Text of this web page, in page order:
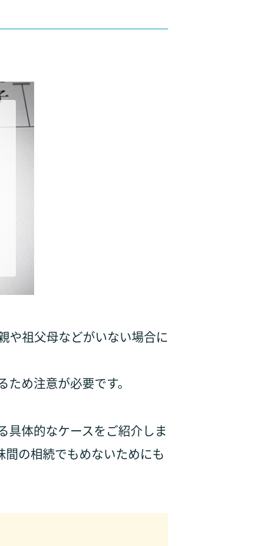
や祖父母などがいない場合に
め注意が必要です。
具体的なケースをご紹介しま
の相続でもめないためにも